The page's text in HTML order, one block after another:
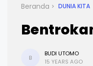
Beranda DUNIA KITA
B
BUDI UTOMO
15 YEARS AGO